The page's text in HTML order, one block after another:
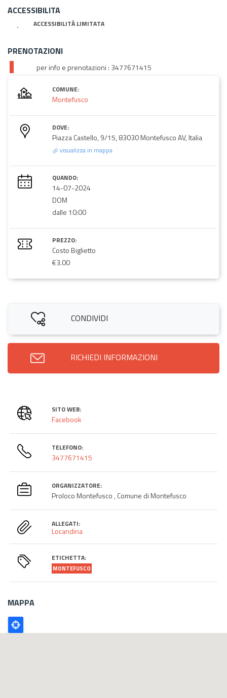
ACCESSIBILITA
ACCESSIBILITÀ LIMITATA
PRENOTAZIONI
per info e prenotazioni : 3477671415
COMUNE:
Montefusco
DOVE:
Piazza Castello, 9/15, 83030 Montefusco AV, Italia
visualizza in mappa
QUANDO:
14-07-2024
DOM
dalle 10:00
PREZZO:
Costo Biglietto
€3.00
CONDIVIDI
RICHIEDI INFORMAZIONI
SITO WEB:
Facebook
TELEFONO:
3477671415
ORGANIZZATORE:
Proloco Montefusco , Comune di Montefusco
ALLEGATI:
Locandina
ETICHETTA:
MONTEFUSCO
MAPPA
Poligono
GEO